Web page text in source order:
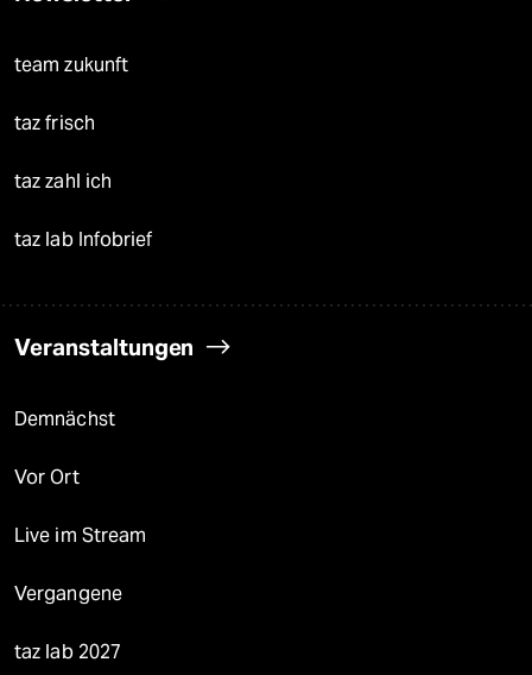
team zukunft
taz frisch
taz zahl ich
taz lab Infobrief
Veranstaltungen
Demnächst
Vor Ort
Live im Stream
Vergangene
taz lab 2027